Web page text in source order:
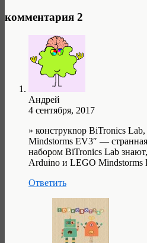
комментария 2
Андрей
4 сентября, 2017
» конструкnор BiTronics
Mindstorms EV3″ —
набором BiTronics Lab
Arduino и LEGO Mindstorms
Ответить